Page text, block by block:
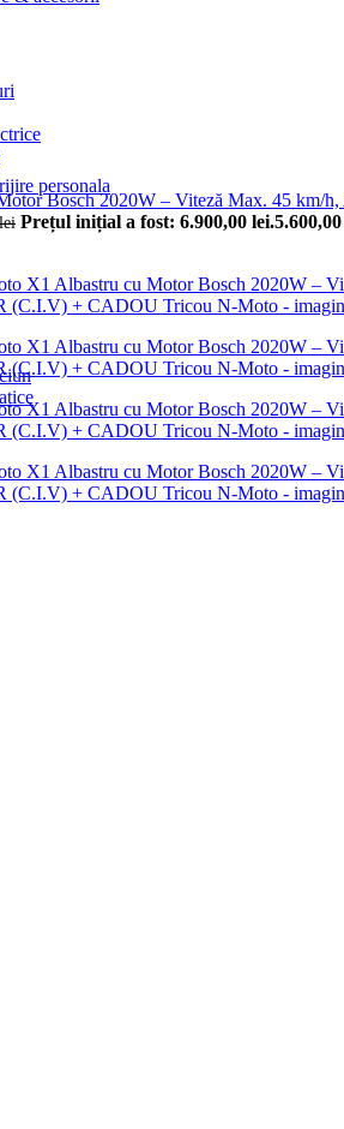
personala
Bosch 2020W – Viteză Max. 45 km/
lei Prețul inițial a fost: 6.900,00 lei.5.600,00